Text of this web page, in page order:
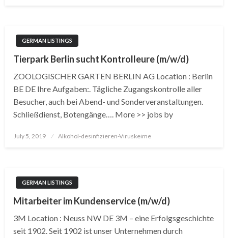
GERMAN LISTINGS
Tierpark Berlin sucht Kontrolleure (m/w/d)
ZOOLOGISCHER GARTEN BERLIN AG Location : Berlin
BE DE Ihre Aufgaben:. Tägliche Zugangskontrolle aller
Besucher, auch bei Abend- und Sonderveranstaltungen.
Schließdienst, Botengänge…. More >> jobs by
Posted
July 5, 2019 Alkohol-desinfizieren-Viruskeime
GERMAN LISTINGS
Mitarbeiter im Kundenservice (m/w/d)
3M Location : Neuss NW DE 3M – eine Erfolgsgeschichte
seit 1902. Seit 1902 ist unser Unternehmen durch